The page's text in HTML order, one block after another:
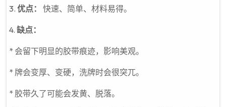
3. 优点： 快速、简单、材料易得。
4. 缺点：
* 会留下明显的胶带痕迹，影响美观。
* 牌会变厚、变硬，洗牌时会很突兀。
* 胶带久了可能会发黄、脱落。